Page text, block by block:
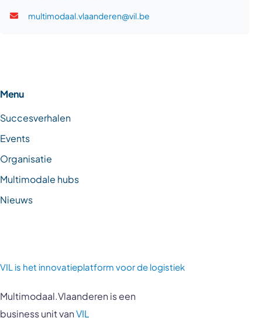
multimodaal.vlaanderen@vil.be
Menu
Succesverhalen
Events
Organisatie
Multimodale hubs
Nieuws
VIL is het innovatieplatform voor de logistiek
Multimodaal.Vlaanderen is een
business unit vanVIL